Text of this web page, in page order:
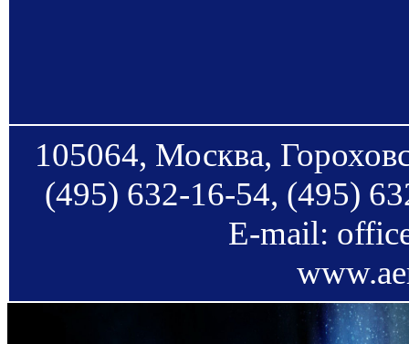
105064, Москва,
(495) 632-16-54, (495)
E-mail: